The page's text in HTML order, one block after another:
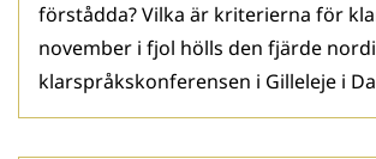
förstådda? Vilka är kriterierna för
november i fjol hölls den fjärde
klarspråkskonferensen i Gilleleje i